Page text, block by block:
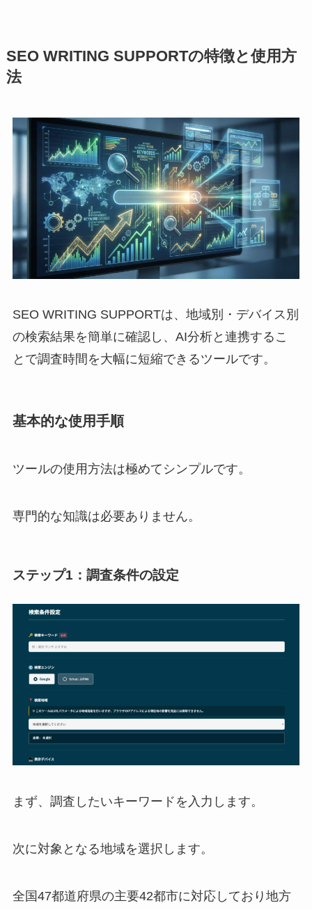
SEO WRITING SUPPORTの特徴と使用方
法
SEO WRITING SUPPORTは、地域別・デバイス別
の検索結果を簡単に確認し、AI分析と連携するこ
とで調査時間を大幅に短縮できるツールです。
基本的な使用手順
ツールの使用方法は極めてシンプルです。
専門的な知識は必要ありません。
ステップ1：調査条件の設定
まず、調査したいキーワードを入力します。
次に対象となる地域を選択します。
全国47都道府県の主要42都市に対応しており地方